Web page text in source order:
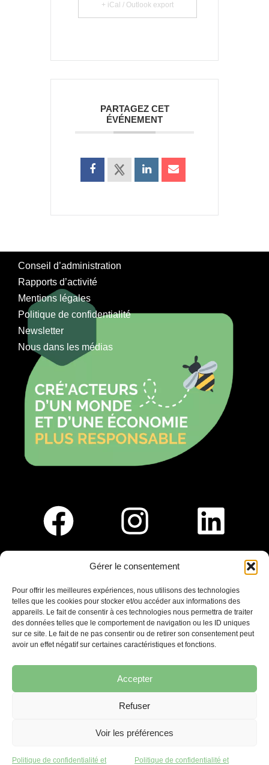
Gérer le consentement
Pour offrir les meilleures expériences, nous utilisons des technologies
telles que les cookies pour stocker et/ou accéder aux informations des
appareils. Le fait de consentir à ces technologies nous permettra de traiter
des données telles que le comportement de navigation ou les ID uniques
sur ce site. Le fait de ne pas consentir ou de retirer son consentement peut
avoir un effet négatif sur certaines caractéristiques et fonctions.
Accepter
Refuser
Voir les préférences
Politique de confidentialité et Politique de confidentialité et
+ iCal / Outlook export
PARTAGEZ CET
ÉVÉNEMENT
Conseil d’administration
Rapports d’activité
Mentions légales
Politique de confidentialité
Newsletter
Nous dans les médias
Saint-Germain-En-Laye
Ligne R2-Nord
Tramway T13
20mins à pied du RER A